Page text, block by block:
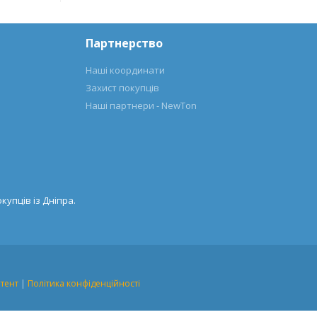
Партнерство
Наші координати
Захист покупців
Наші партнери - NewTon
із Дніпра.
| Політика конфіденційності